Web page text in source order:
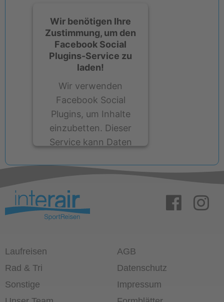
Wir benötigen Ihre
Zustimmung, um den
Facebook Social
Plugins-Service zu
laden!
Wir verwenden
Facebook Social
Plugins, um Inhalte
einzubetten. Dieser
Service kann Daten
sammeln. Bitte lesen
und stimmen Sie der
Nutzung des Service
Mehr Informationen
Laufreisen
Rad & Tri
Sonstige
AGB
Datenschutz
Impressum